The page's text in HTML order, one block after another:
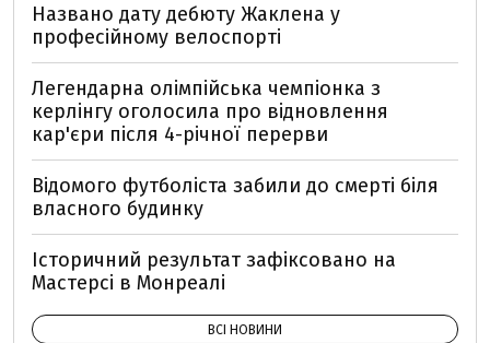
Названо дату дебюту Жаклена у
професійному велоспорті
Легендарна олімпійська чемпіонка з
керлінгу оголосила про відновлення
кар'єри після 4-річної перерви
Відомого футболіста забили до смерті біля
власного будинку
Історичний результат зафіксовано на
Мастерсі в Монреалі
ВСІ НОВИНИ